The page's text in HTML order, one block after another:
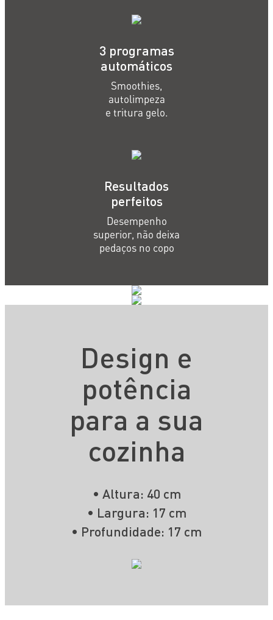
3 programas
automáticos
Smoothies,
autolimpeza
e tritura gelo.
Resultados
perfeitos
Desempenho
superior, não deixa
pedaços no copo
Design e
potência
para a sua
cozinha
• Altura: 40 cm
• Largura: 17 cm
• Profundidade: 17 cm